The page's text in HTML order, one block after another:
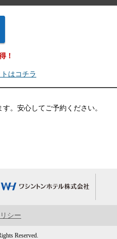
！
はコチラ
。安心してご予約ください。
シー
Reserved.